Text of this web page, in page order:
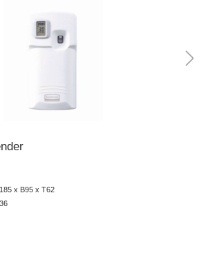
x B95 x T62